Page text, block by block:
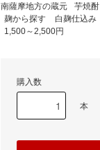
南薩摩地方の蔵元 芋焼酎
麹から探す
白麹仕込み
1,500～2,500円
購入数
本